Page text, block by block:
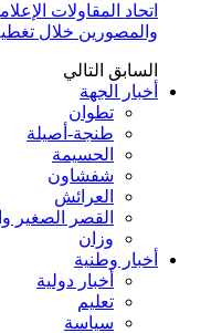
اتحاد المقاولات
والمصورين خلال
السابق التالي
أخبار الجهة
تطوان
طنجة-أصيلة
الحسيمة
شفشاون
العرائش
القصر الصغير
وزان
أخبار وطنية
أخبار دولية
تعليم
سياسة